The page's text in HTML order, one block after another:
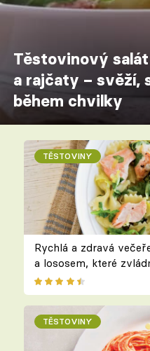
Těstovinový
a rajčaty – svěží,
během chvilky
TĚSTOVINY
Rychlá a zdravá
a lososem, které
TĚSTOVINY